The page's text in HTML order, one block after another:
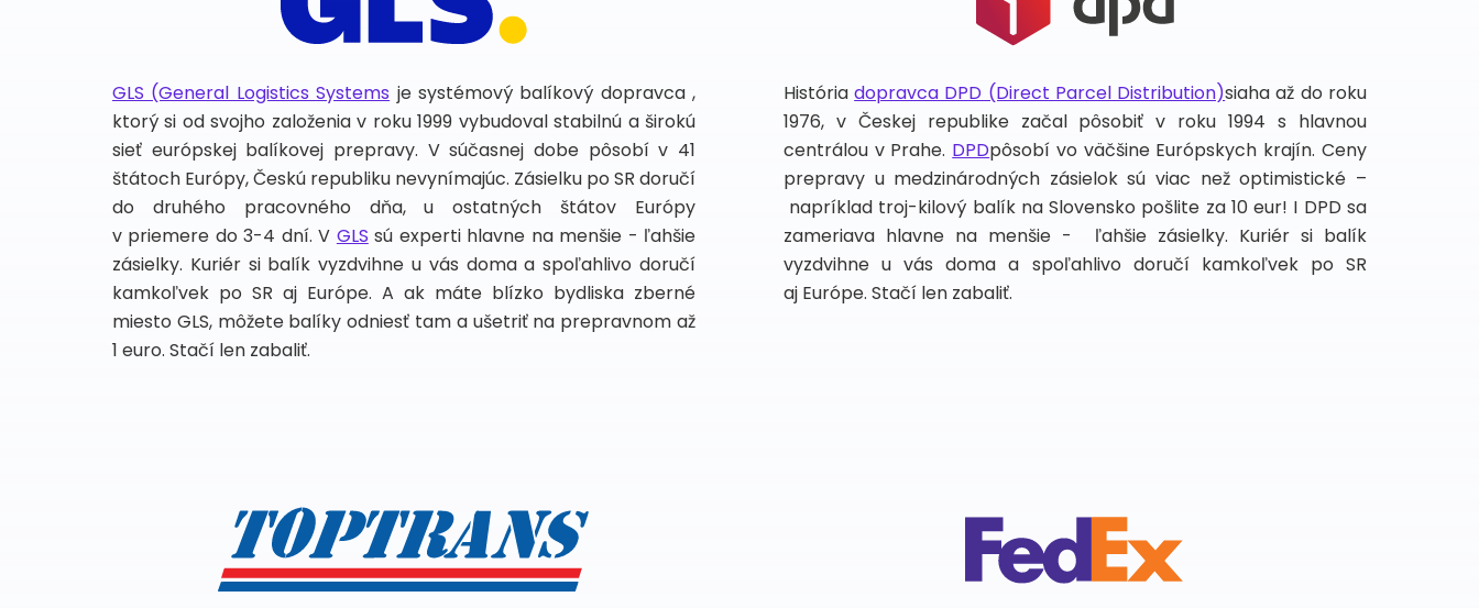
GLS (General Logistics Systems je systémový balíkový dopravca ,
ktorý si od svojho založenia v roku 1999 vybudoval stabilnú a širokú
sieť európskej balíkovej prepravy. V súčasnej dobe pôsobí v 41
štátoch Európy, Českú republiku nevynímajúc. Zásielku po SR doručí
do druhého pracovného dňa, u ostatných štátov Európy
v priemere do 3-4 dní. V GLS sú experti hlavne na menšie - ľahšie
zásielky. Kuriér si balík vyzdvihne u vás doma a spoľahlivo doručí
kamkoľvek po SR aj Európe. A ak máte blízko bydliska zberné
miesto GLS, môžete balíky odniesť tam a ušetriť na prepravnom až
1 euro. Stačí len zabaliť.
Históriadopravca DPD (Direct Parcel Distribution)siaha až do roku
1976, v Českej republike začal pôsobiť v roku 1994 s hlavnou
centrálou v Prahe. DPDpôsobí vo väčšine Európskych krajín. Ceny
prepravy u medzinárodných zásielok sú viac než optimistické –
napríklad troj-kilový balík na Slovensko pošlite za 10 eur! I DPD sa
zameriava hlavne na menšie - ľahšie zásielky. Kuriér si balík
vyzdvihne u vás doma a spoľahlivo doručí kamkoľvek po SR
aj Európe. Stačí len zabaliť.